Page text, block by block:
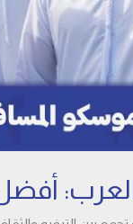
أفضل